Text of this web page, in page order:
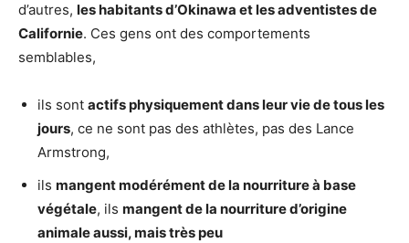
d’autres, les habitants d’Okinawa et les adventistes de
Californie. Ces gens ont des comportements
semblables,
ils sont actifs physiquement dans leur vie de tous les
jours, ce ne sont pas des athlètes, pas des Lance
Armstrong,
ils mangent modérément de la nourriture à base
végétale, ils mangent de la nourriture d’origine
animale aussi, mais très peu